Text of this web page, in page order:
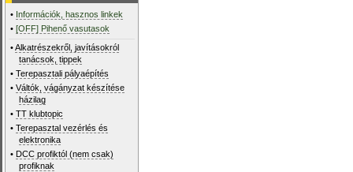
• Információk, hasznos linkek
•[OFF] Pihenő vasutasok
•Alkatrészekről, javításokról
tanácsok, tippek
•Terepasztali pályaépítés
•Váltók, vágányzat készítése
házilag
•TT klubtopic
•Terepasztal vezérlés és
elektronika
• DCC profiktól (nem csak)
profiknak